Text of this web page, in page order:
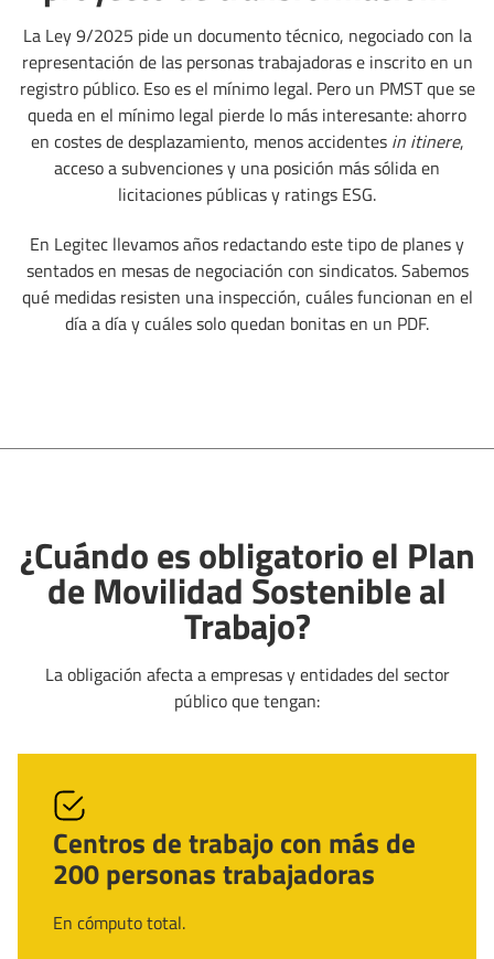
La Ley 9/2025 pide un documento técnico, negociado con la
representación de las personas trabajadoras e inscrito en un
registro público. Eso es el mínimo legal. Pero un PMST que se
queda en el mínimo legal pierde lo más interesante: ahorro
en costes de desplazamiento, menos accidentes in itinere,
acceso a subvenciones y una posición más sólida en
licitaciones públicas y ratings ESG.
En Legitec llevamos años redactando este tipo de planes y
sentados en mesas de negociación con sindicatos. Sabemos
qué medidas resisten una inspección, cuáles funcionan en el
día a día y cuáles solo quedan bonitas en un PDF.
¿Cuándo es obligatorio el Plan
de Movilidad Sostenible al
Trabajo?
La obligación afecta a empresas y entidades del sector
público que tengan:
Centros de trabajo con más de
200 personas trabajadoras
En cómputo total.